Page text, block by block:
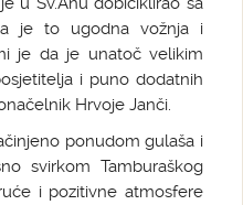
je to ugodna vožnja i
je da je unatoč velikim
i puno dodatnih
Hrvoje Janči.
ponudom gulaša i
svirkom Tamburaškog
i pozitivne atmosfere